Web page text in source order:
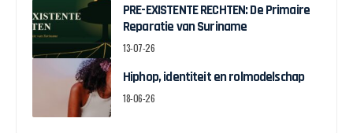
PRE-EXISTENTE RECHTEN: De Primaire
Reparatie van Suriname
13-07-26
Hiphop, identiteit en rolmodelschap
18-06-26